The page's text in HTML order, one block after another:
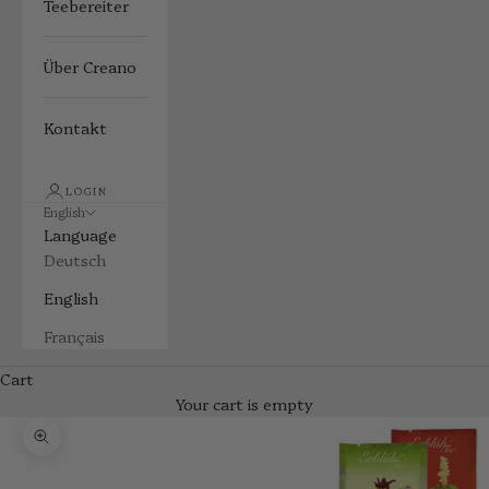
Teebereiter
Über Creano
Kontakt
LOGIN
English
Language
Deutsch
English
Français
Cart
Your cart is empty
Zoom picture